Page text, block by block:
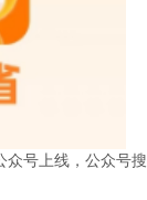
众号上线，公众号